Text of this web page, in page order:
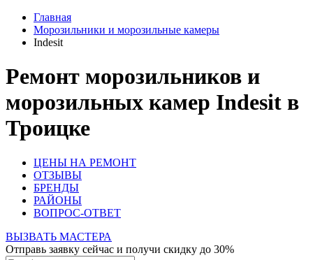
Главная
Морозильники и морозильные камеры
Indesit
Ремонт морозильников и
морозильных камер Indesit в
Троицке
ЦЕНЫ НА РЕМОНТ
ОТЗЫВЫ
БРЕНДЫ
РАЙОНЫ
ВОПРОС-ОТВЕТ
ВЫЗВАТЬ МАСТЕРА
Отправь заявку сейчас и получи скидку до 30%